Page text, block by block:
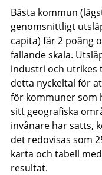
Bästa kommun
genomsnittligt
capita) får 2 poäng
fallande skala.
industri och utrikes
detta nyckeltal för
för kommuner som
sitt geografiska
invånare har satts,
det redovisas som
karta och tabell
resultat.